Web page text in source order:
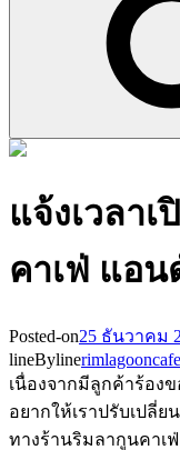
แจ้งเวลา
คาเฟ่ แอน
Posted-on25 ธันวาคม
lineBylinerimlagooncafe
เนื่องจากมีลูกค้าร้อง
อยากให้เราปรับเปลี่
ทางร้านริมลากูนคาเฟ่